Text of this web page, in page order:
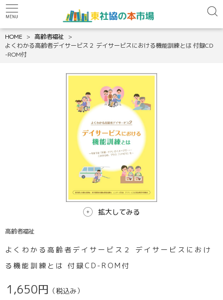
HOME
高齢者福祉
よくわかる高齢者デイサービス２ デイサービスにおける機能訓練とは 付録CD
-ROM付
拡大してみる
高齢者福祉
よくわかる高齢者デイサービス２ デイサービスにおけ
る機能訓練とは 付録CD-ROM付
1,650円 （税込み）